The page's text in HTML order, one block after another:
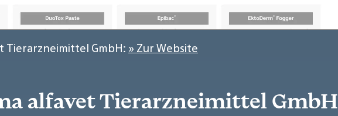
Tierarzneimittel GmbH: » Zur Website
alfavet Tierarzneimittel GmbH